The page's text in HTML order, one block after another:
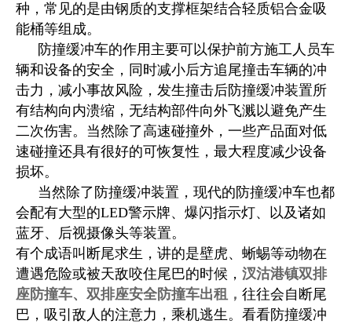
种，常见的是由钢质的支撑框架结合轻质铝合金吸
能桶等组成。
防撞缓冲车的作用主要可以保护前方施工人员车
辆和设备的安全，同时减小后方追尾撞击车辆的冲
击力，减小事故风险，发生撞击后防撞缓冲装置所
有结构向内溃缩，无结构部件向外飞溅以避免产生
二次伤害。当然除了高速碰撞外，一些产品面对低
速碰撞还具有很好的可恢复性，最大程度减少设备
损坏。
当然除了防撞缓冲装置，现代的防撞缓冲车也都
会配有大型的LED警示牌、爆闪指示灯、以及诸如
蓝牙、后视摄像头等装置。
有个成语叫断尾求生，讲的是壁虎、蜥蜴等动物在
遭遇危险或被天敌咬住尾巴的时候， 汊沽港镇双排
座防撞车、双排座安全防撞车出租， 往往会自断尾
巴，吸引敌人的注意力，乘机逃生。看看防撞缓冲